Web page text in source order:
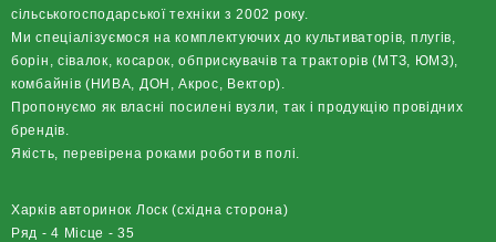
сільськогосподарської техніки з 2002 року.
Ми спеціалізуємося на комплектуючих до культиваторів, плугів,
борін, сівалок, косарок, обприскувачів та тракторів (МТЗ, ЮМЗ),
комбайнів (НИВА, ДОН, Акрос, Вектор).
Пропонуємо як власні посилені вузли, так і продукцію провідних
брендів.
Якість, перевірена роками роботи в полі.
Харків авторинок Лоск (східна сторона)
Ряд - 4 Місце - 35